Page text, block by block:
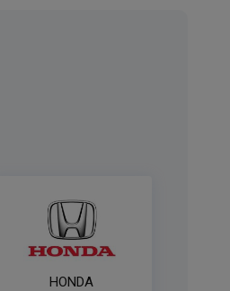
HONDA